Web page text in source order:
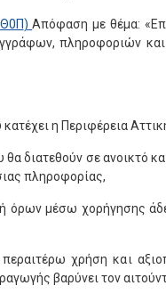
) Απόφαση με θέμα:
πληροφοριών
η Περιφέρεια
διατεθούν σε ανοικτό
πληροφορίας,
όρων μέσω χορήγησης
χρήση και
βαρύνει τον